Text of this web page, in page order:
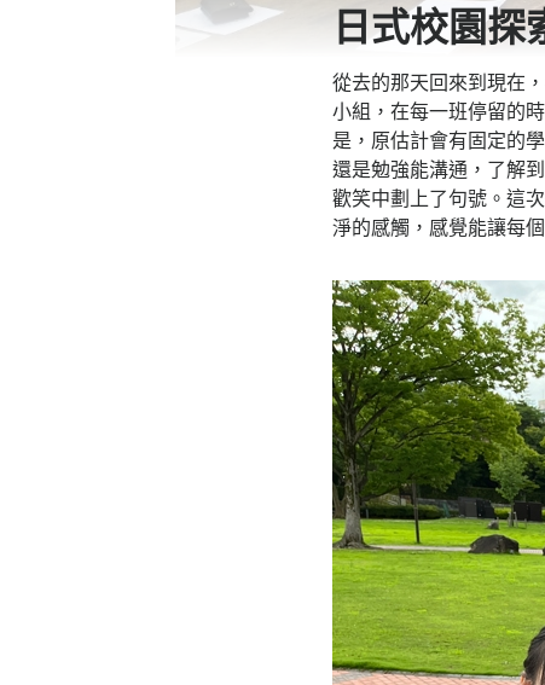
日式校園探
從去的那天回來到現在
小組，在每一班停留的
是，原估計會有固定的
還是勉強能溝通，了解
歡笑中劃上了句號。這
淨的感觸，感覺能讓每